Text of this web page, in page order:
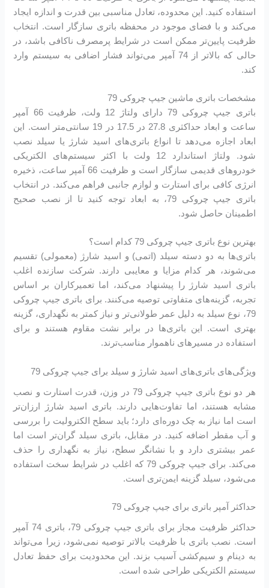
استفاده کنید. این محدوده، تعادل مناسبی بین قدرت و اندازه ایجاد
می‌کند و با فضای موجود در محفظه باتری سازگار است. انتخاب
ظرفیت پایین‌تر ممکن است در شرایط پرمصرف ناکافی باشد، در
حالی که بالاتر از 74 آمپر می‌تواند فشار اضافی به سیستم وارد
کند.
مشخصات باتری ماشین جیپ چروکی 79
باتری جیپ چروکی 79 دارای ولتاژ 12 ولت، ظرفیت 66 آمپر
ساعت و ابعاد حداکثری 27.8 در 17.5 در 19 سانتی‌متر است. این
ابعاد اجازه می‌دهد تا انواع باتری‌های اسید شارژ یا سیلد نصب
شود. ولتاژ استاندارد 12 ولت با اکثر سیستم‌های الکتریکی
خودروهای قدیمی سازگار است و ظرفیت 66 آمپر ساعت، ذخیره
انرژی کافی برای استارت و لوازم جانبی فراهم می‌کند. در انتخاب
باتری جیپ چروکی 79، به ابعاد توجه کنید تا از نصب صحیح
اطمینان حاصل شود.
بهترین نوع باتری جیپ چروکی 79 کدام است؟
باتری‌ها به دو دسته سیلد (اتمی) و اسید شارژ (معمولی) تقسیم
می‌شوند، هر کدام مزایا و معایبی دارند. شرکت سازنده اغلب
باتری اسید شارژ را پیشنهاد می‌کند، اما تعمیرکاران بر اساس
تجربه، گزینه‌های متفاوتی توصیه می‌کنند. برای باتری جیپ چروکی
79، نوع سیلد به دلیل عمر طولانی‌تر و نیاز کمتر به نگهداری، گزینه
بهتری است. این باتری‌ها در برابر نشت مقاوم هستند و برای
استفاده در مسیرهای ناهموار مناسب‌ترند.
ویژگی‌های باتری‌های اسید شارژ و سیلد برای جیپ چروکی 79
هر دو نوع باتری جیپ چروکی 79 در وزن، قدرت استارت و نصب
مشابه هستند، اما تفاوت‌هایی دارند. باتری اسید شارژ ارزان‌تر
است اما نیاز به چک دوره‌ای دارد؛ باید سطح الکترولیت را بررسی
و آب مقطر اضافه کنید. در مقابل، باتری سیلد گران‌تر است اما
عمر بیشتری دارد و با نشانگر سطح، نیاز به نگهداری را حذف
می‌کند. برای جیپ چروکی 79 که اغلب در شرایط سخت استفاده
می‌شود، سیلد گزینه ایمن‌تری است.
حداکثر آمپر باتری برای جیپ چروکی 79
حداکثر ظرفیت مجاز برای باتری جیپ چروکی 79، باتری 74 آمپر
است. نصب باتری با ظرفیت بالاتر توصیه نمی‌شود، زیرا می‌تواند
به دینام و سیم‌کشی آسیب بزند. این محدودیت برای حفظ تعادل
سیستم الکتریکی طراحی شده است.